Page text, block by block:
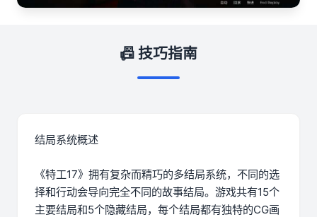
📠 技巧指南
结局系统概述
《特工17》拥有复杂而精巧的多结局系统，不同的选
择和行动会导向完全不同的故事结局。游戏共有15个
主要结局和5个隐藏结局，每个结局都有独特的CG画